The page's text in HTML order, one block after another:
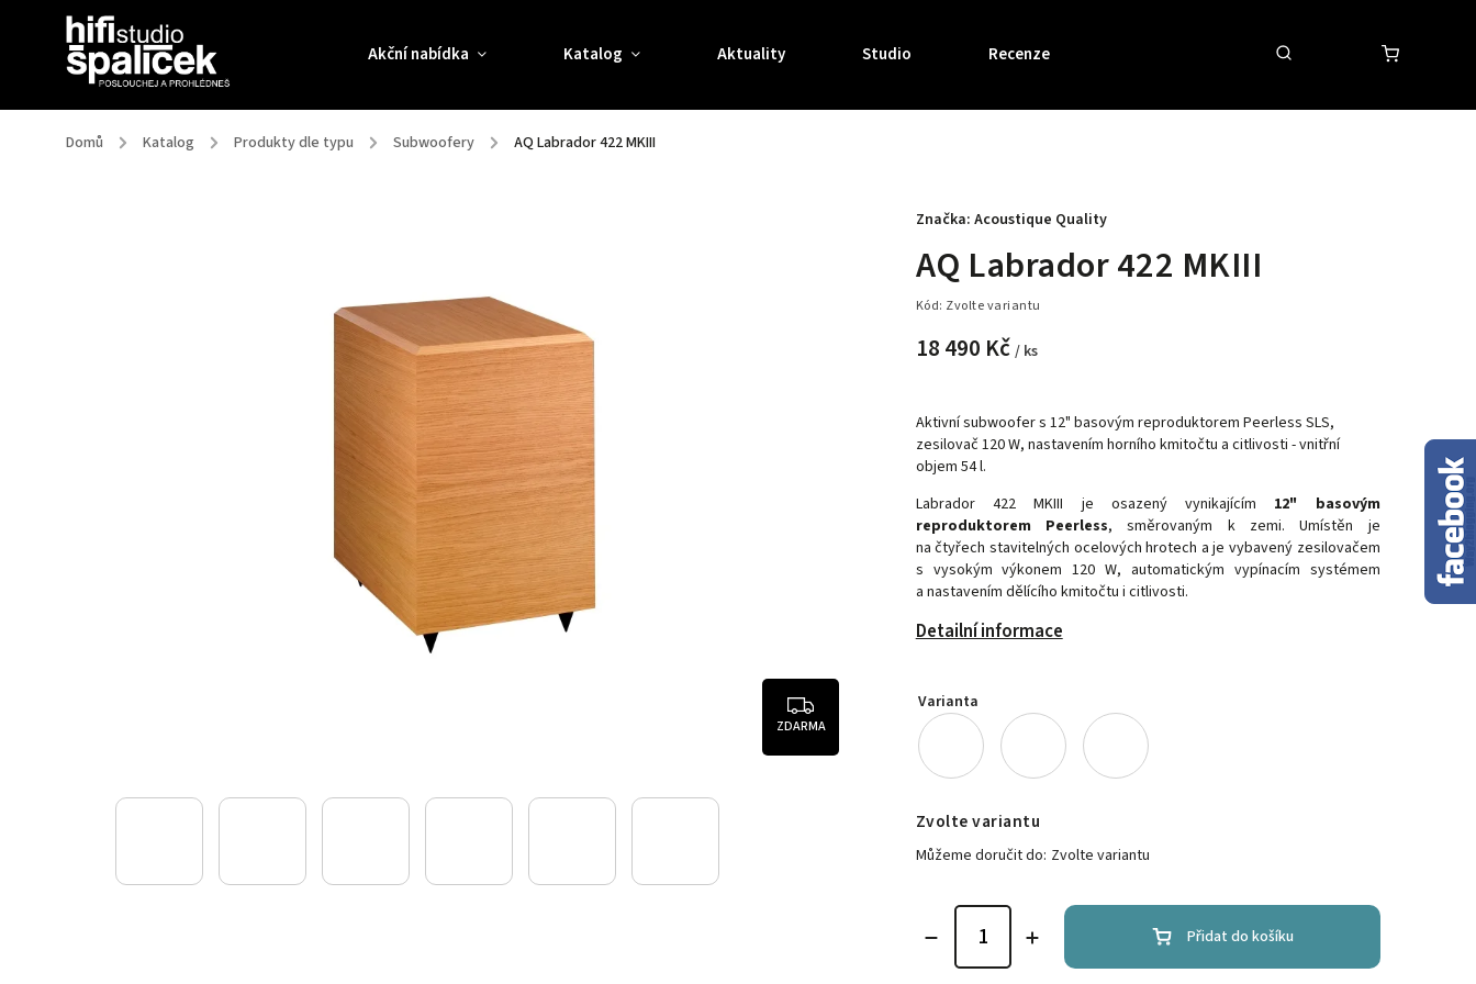
Akční nabídka Katalog Aktuality Studio Recenze Kontakty
Domů / Katalog / Produkty dle typu / Subwoofery / AQ Labrador 422 MKIII
ZDARMA
AQ Labrador 422 MKIII
Kód: Zvolte variantu
18 490 Kč / ks
Aktivní subwoofer s 12" basovým reproduktorem Peerless SLS,
zesilovač 120 W, nastavením horního kmitočtu a citlivosti - vnitřní
objem 54 l.
Labrador 422 MKIII je osazený vynikajícím 12" basovým
reproduktorem Peerless, směrovaným k zemi. Umístěn je
na čtyřech stavitelných ocelových hrotech a je vybavený zesilovačem
s vysokým výkonem 120 W, automatickým vypínacím systémem
a nastavením dělícího kmitočtu i citlivosti.
Detailní informace
Značka: Acoustique Quality
Varianta
Zvolte variantu
Můžeme doručit do: Zvolte variantu
Přidat do košíku